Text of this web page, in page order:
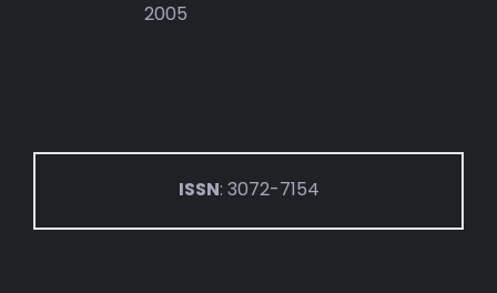
2005
ISSN: 3072-7154